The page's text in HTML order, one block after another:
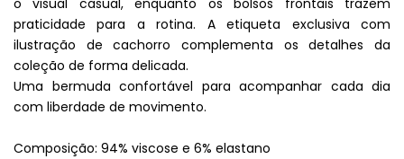
o visual casual, enquanto os bolsos frontais trazem
praticidade para a rotina. A etiqueta exclusiva com
ilustração de cachorro complementa os detalhes da
coleção de forma delicada.
Uma bermuda confortável para acompanhar cada dia
com liberdade de movimento.
Composição: 94% viscose e 6% elastano